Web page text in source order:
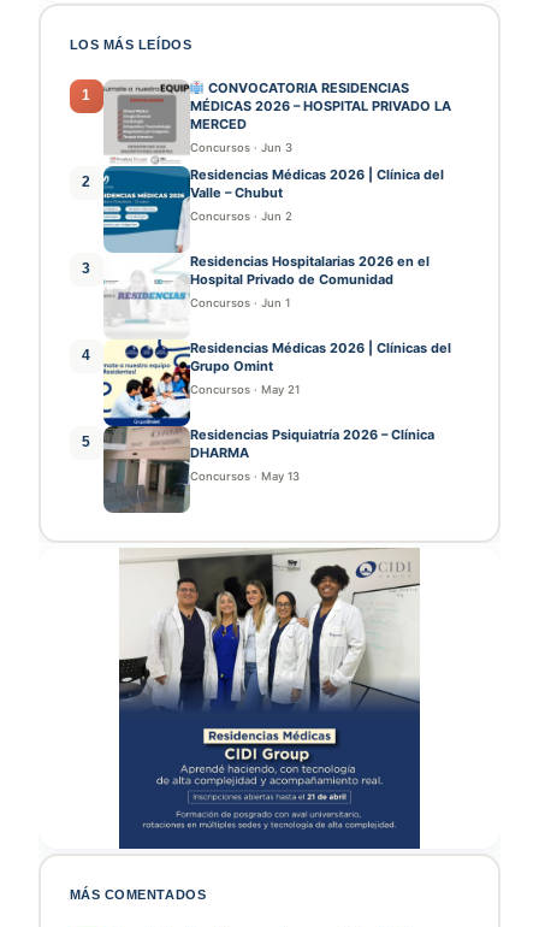
LOS MÁS LEÍDOS
1
CONVOCATORIA RESIDENCIAS
MÉDICAS 2026 – HOSPITAL PRIVADO LA
MERCED
Concursos · Jun 3
2
Residencias Médicas 2026 | Clínica del
Valle – Chubut
Concursos · Jun 2
3
Residencias Hospitalarias 2026 en el
Hospital Privado de Comunidad
Concursos · Jun 1
4
Residencias Médicas 2026 | Clínicas del
Grupo Omint
Concursos · May 21
5
Residencias Psiquiatría 2026 – Clínica
DHARMA
Concursos · May 13
MÁS COMENTADOS